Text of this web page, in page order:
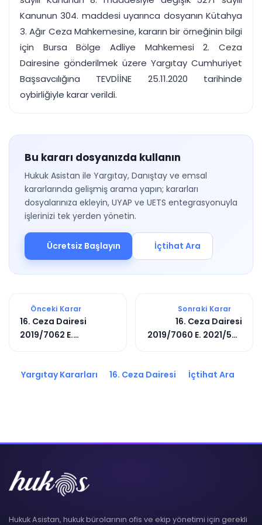
Kanunun 304. maddesi uyarınca dosyanın Kütahya
3. Ağır Ceza Mahkemesine, kararın bir örneğinin bilgi
için Bursa Bölge Adliye Mahkemesi 2. Ceza
Dairesine gönderilmek üzere Yargıtay Cumhuriyet
Başsavcılığına TEVDİİNE 25.11.2020 tarihinde
oybirliğiyle karar verildi.
Bu kararı dosyanızda kullanın
Hukuk Asistan ile Yargıtay, Danıştay ve emsal
kararlarında gelişmiş arama yapın; kararları
dosyalarınıza ekleyin, UYAP ve UETS entegrasyonuyla
işlerinizi tek yerden yönetin.
Ücretsiz Başlayın İçtihat Ara
Önceki Karar
16. Ceza Dairesi
2019/7062 E.
Sonraki Karar
16. Ceza Dairesi
2019/7060 E. 2021/566
Yargıtay Kararları 16. Ceza Dairesi İçtihat Ara
Hukuk Asistan, hukuk bürolarının ofis ve ekip yönetimi için gerekli